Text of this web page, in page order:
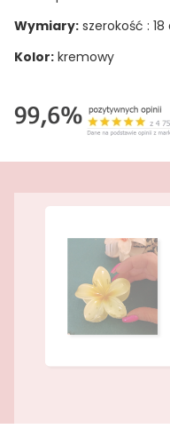
Wymiary: szerokość :
Kolor: kremowy